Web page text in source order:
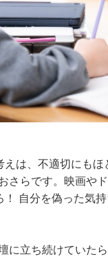
えは、不適切にも
さらです。映画や
！ 自分を偽った気
に立ち続けていた